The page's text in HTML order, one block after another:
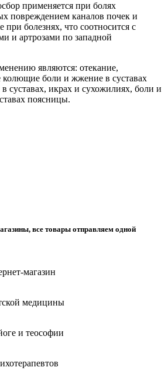
применяется при болях
повреждением каналов почек и
при болезнях, что соотносится с
и артрозами по западной
являются: отекание,
колющие боли и жжение в суставах
суставах, икрах и сухожилиях, боли и
поясницы.
все товары отправляем одной
магазин
медицины
и теософии